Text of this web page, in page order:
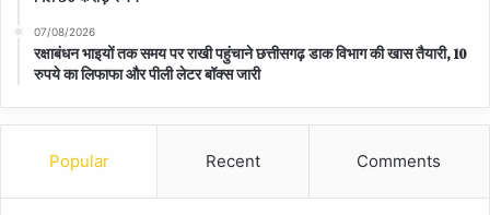
07/08/2026
रक्षाबंधन भाइयों तक समय पर राखी पहुंचाने छत्तीसगढ़ डाक विभाग की खास तैयारी, 10
रुपये का लिफाफा और पीली लेटर बॉक्स जारी
Popular Recent Comments